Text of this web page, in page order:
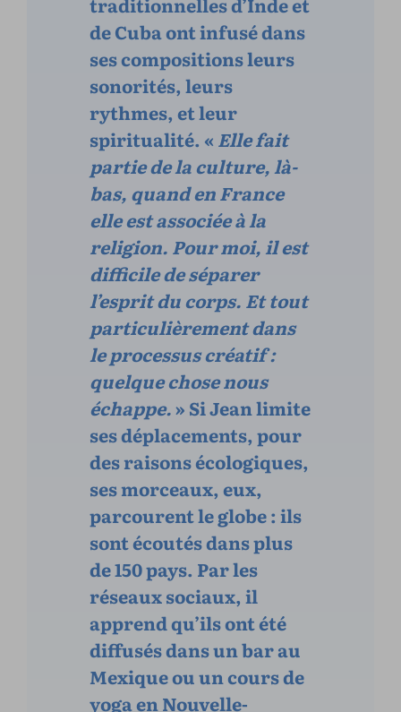
de Cuba ont infusé dans
ses compositions leurs
sonorités, leurs
rythmes, et leur
spiritualité. « Elle fait
partie de la culture, là-
bas, quand en France
elle est associée à la
religion. Pour moi, il est
difficile de séparer
l’esprit du corps. Et tout
particulièrement dans
le processus créatif :
quelque chose nous
échappe.» Si Jean limite
ses déplacements, pour
des raisons écologiques,
ses morceaux, eux,
parcourent le globe : ils
sont écoutés dans plus
de 150 pays. Par les
réseaux sociaux, il
apprend qu’ils ont été
diffusés dans un bar au
Mexique ou un cours de
yoga en Nouvelle-